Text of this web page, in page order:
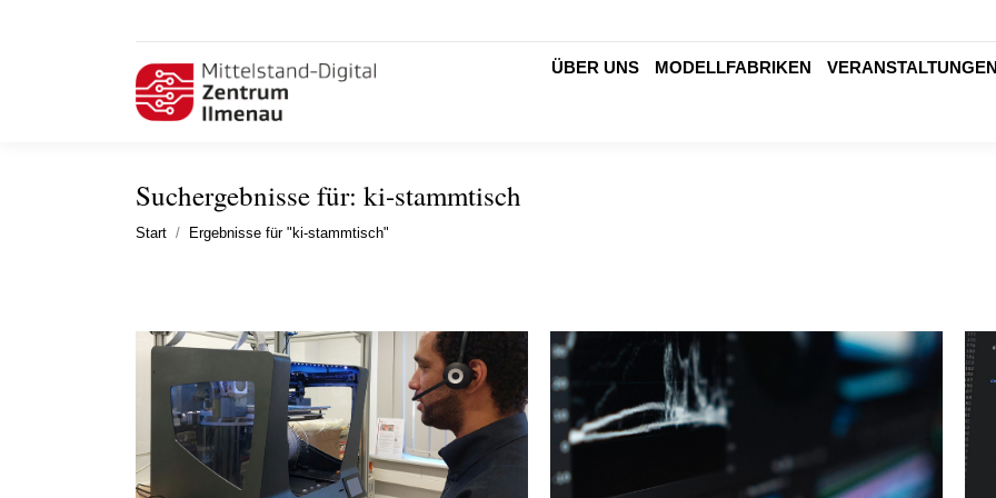
ÜBER UNS MODELLFABRIKEN VERANSTALTUNGEN
Suchergebnisse für: ki-stammtisch
Sie befinden sich hier:
Start Ergebnisse für "ki-stammtisch"